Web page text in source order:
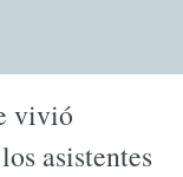
vivió
asistentes